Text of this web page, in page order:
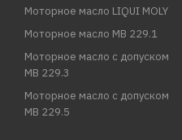
Моторное масло LIQUI MOLY
Моторное масло MB 229.1
Моторное масло с допуском
MB 229.3
Моторное масло с допуском
MB 229.5